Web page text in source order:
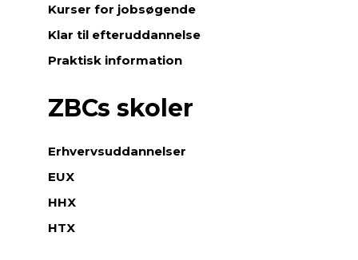
Kurser for jobsøgende
Klar til efteruddannelse
Praktisk information
ZBCs skoler
Erhvervsuddannelser
EUX
HHX
HTX